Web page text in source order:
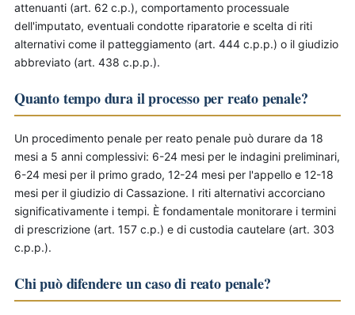
attenuanti (art. 62 c.p.), comportamento processuale
dell'imputato, eventuali condotte riparatorie e scelta di riti
alternativi come il patteggiamento (art. 444 c.p.p.) o il giudizio
abbreviato (art. 438 c.p.p.).
Quanto tempo dura il processo per reato penale?
Un procedimento penale per reato penale può durare da 18
mesi a 5 anni complessivi: 6-24 mesi per le indagini preliminari,
6-24 mesi per il primo grado, 12-24 mesi per l'appello e 12-18
mesi per il giudizio di Cassazione. I riti alternativi accorciano
significativamente i tempi. È fondamentale monitorare i termini
di prescrizione (art. 157 c.p.) e di custodia cautelare (art. 303
c.p.p.).
Chi può difendere un caso di reato penale?